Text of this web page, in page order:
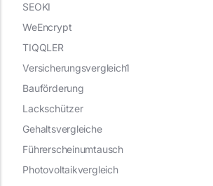
SEOKI
WeEncrypt
TIQQLER
Versicherungsvergleich1
Bauförderung
Lackschützer
Gehaltsvergleiche
Führerscheinumtausch
Photovoltaikvergleich